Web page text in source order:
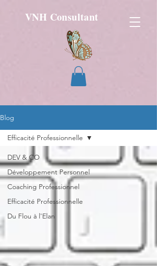
VNH Consultant
Blog
DEV & CO
Développement Personnel
Coaching Professionnel
Efficacité Professionnelle
Du Flou à l'Elan
Efficacité Professionnelle